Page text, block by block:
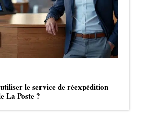
le service de réexpédition
La Poste ?